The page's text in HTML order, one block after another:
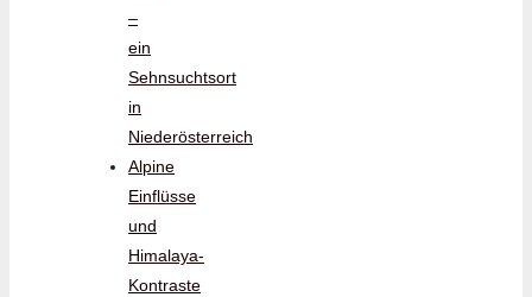
–
ein
Sehnsuchtsort
in
Niederösterreich
Alpine
Einflüsse
und
Himalaya-
Kontraste